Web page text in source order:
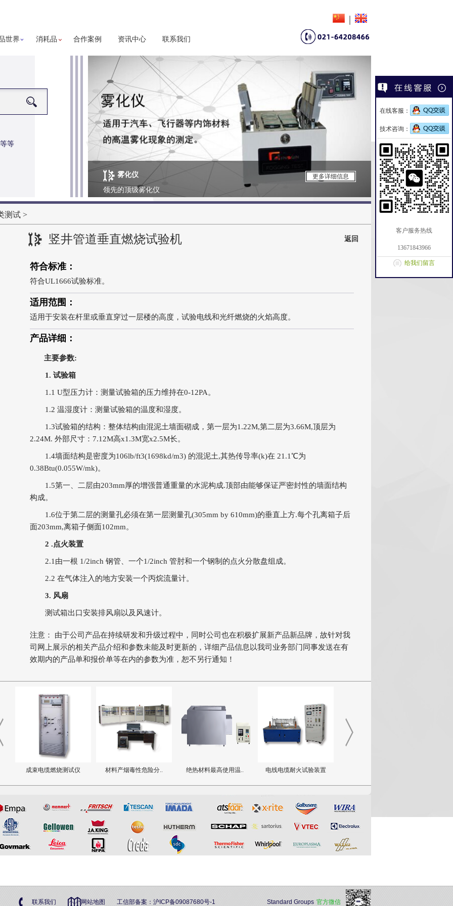
世界 消耗品 合作案例 资讯中心 联系我们
|
等
雾化仪
领先的顶级雾化仪
更多详细信息 暖体出汗假人
测试 >
竖井管道垂直燃烧试验机 返回
符合标准：
符合UL1666试验标准。
适用范围：
适用于安装在杆里或垂直穿过一层楼的高度，试验电线和光纤燃烧的火焰高度。
产品详细：
主要参数:
1. 试验箱
1.1 U型压力计：测量试验箱的压力维持在0-12PA。
1.2 温湿度计：测量试验箱的温度和湿度。
1.3试验箱的结构：整体结构由混泥土墙面砌成，第一层为1.22M,第二层为3.66M,顶层为
2.24M. 外部尺寸：7.12M高x1.3M宽x2.5M长。
1.4墙面结构是密度为106lb/ft3(1698kd/m3) 的混泥土,其热传导率(k)在 21.1℃为
0.38Btu(0.055W/mk)。
1.5第一、二层由203mm厚的增强普通重量的水泥构成.顶部由能够保证严密封性的墙面结构
构成。
1.6位于第二层的测量孔必须在第一层测量孔(305mm by 610mm)的垂直上方.每个孔离箱子后
面203mm,离箱子侧面102mm。
2 .点火装置
2.1由一根 1/2inch 钢管、一个1/2inch 管肘和一个钢制的点火分散盘组成。
2.2 在气体注入的地方安装一个丙烷流量计。
3. 风扇
测试箱出口安装排风扇以及风速计。
注意： 由于公司产品在持续研发和升级过程中，同时公司也在积极扩展新产品新品牌，故针对我
司网上展示的相关产品介绍和参数未能及时更新的，详细产品信息以我司业务部门同事发送在有
效期内的产品单和报价单等在内的参数为准，恕不另行通知！
烧测试仪 材料产烟毒性危险分.. 绝热材料最高使用温.. 电线电缆耐火试验装置 电线电缆释出气体酸..
联系我们 网站地图 工信部备案： 沪ICP备09087680号-1 Standard Groups 官方微信
在线客服：
技术咨询：
客户服务热线
13671843966
给我们留言